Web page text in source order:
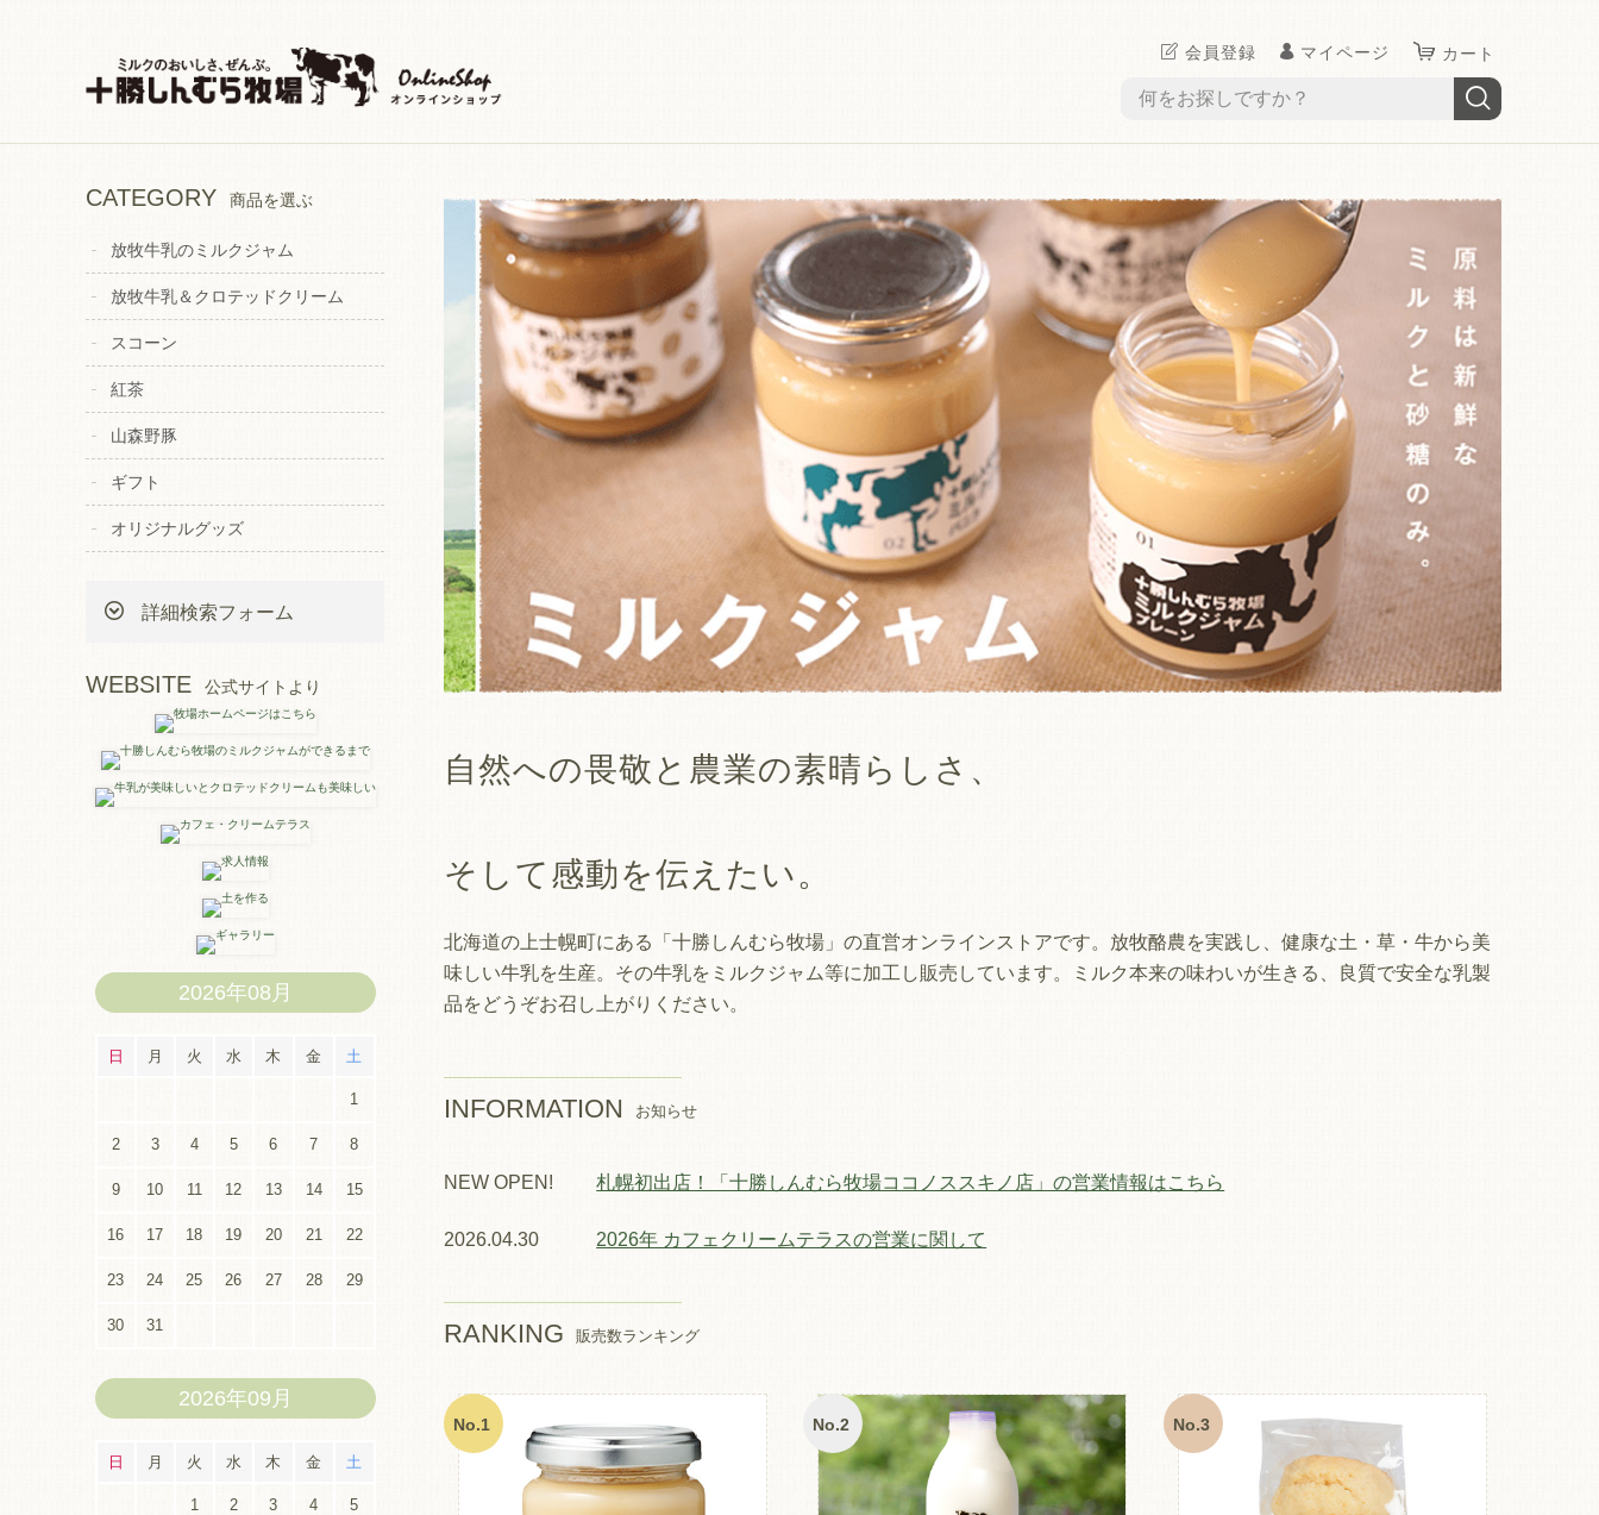
会員登録 マイページ カート
>
<
自然への畏敬と農業の素晴らしさ、
そして感動を伝えたい。
北海道の上士幌町にある「十勝しんむら牧場」の直営オンラインストアです。放牧酪農を実践し、健康な土・草・牛から美
味しい牛乳を生産。その牛乳をミルクジャム等に加工し販売しています。ミルク本来の味わいが生きる、良質で安全な乳製
品をどうぞお召し上がりください。
INFORMATION お知らせ
NEW OPEN! 札幌初出店！「十勝しんむら牧場ココノススキノ店」の営業情報はこちら
2026.04.30 2026年 カフェクリームテラスの営業に関して
RANKING 販売数ランキング
No.1 No.2 No.3
CATEGORY 商品を選ぶ
放牧牛乳のミルクジャム
放牧牛乳＆クロテッドクリーム
スコーン
紅茶
山森野豚
ギフト
オリジナルグッズ
詳細検索フォーム
WEBSITE 公式サイトより
2026年08月
日 月 火 水 木 金 土
1
2 3 4 5 6 7 8
9 10 11 12 13 14 15
16 17 18 19 20 21 22
23 24 25 26 27 28 29
30 31
2026年09月
日 月 火 水 木 金 土
1 2 3 4 5